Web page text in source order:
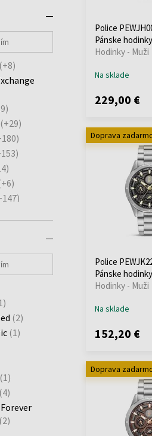
(+8)
(+29)
(+28)
(+4)
(+26)
(2)
(1)
(1)
(4)
(2)
Police
Pánske hodinky
Hodinky - Muži
Na sklade
229,00 €
Doprava
Police
Pánske hodinky
Hodinky - Muži
Na sklade
152,20 €
Doprava